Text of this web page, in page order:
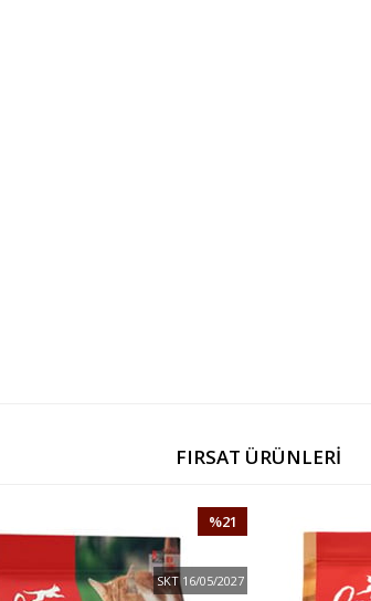
FIRSAT ÜRÜNLERİ
%21
SKT 16/05/2027